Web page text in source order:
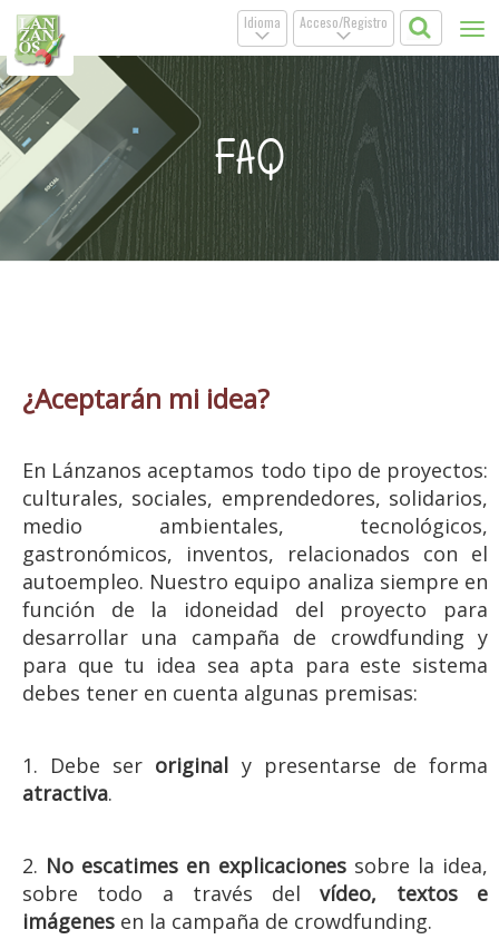
Acceso/Registro
.
Idioma
.
FAQ
¿Aceptarán mi idea?
En Lánzanos aceptamos todo tipo de proyectos:
culturales, sociales, emprendedores, solidarios,
medio ambientales, tecnológicos,
gastronómicos, inventos, relacionados con el
autoempleo. Nuestro equipo analiza siempre en
función de la idoneidad del proyecto para
desarrollar una campaña de crowdfunding y
para que tu idea sea apta para este sistema
debes tener en cuenta algunas premisas:
1. Debe ser original y presentarse de forma
atractiva.
2. No escatimes en explicacionessobre la idea,
sobre todo a través delvídeo, textos e
imágenes en la campaña de crowdfunding.